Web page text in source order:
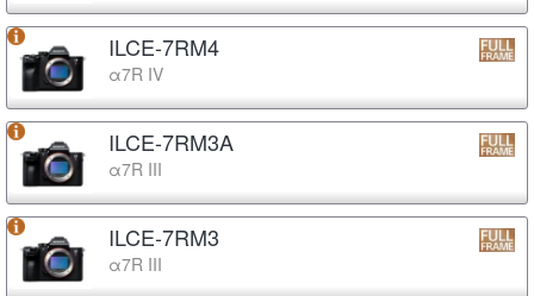
ILCE-7RM4
α7R IV
ILCE-7RM3A
α7R III
ILCE-7RM3
α7R III